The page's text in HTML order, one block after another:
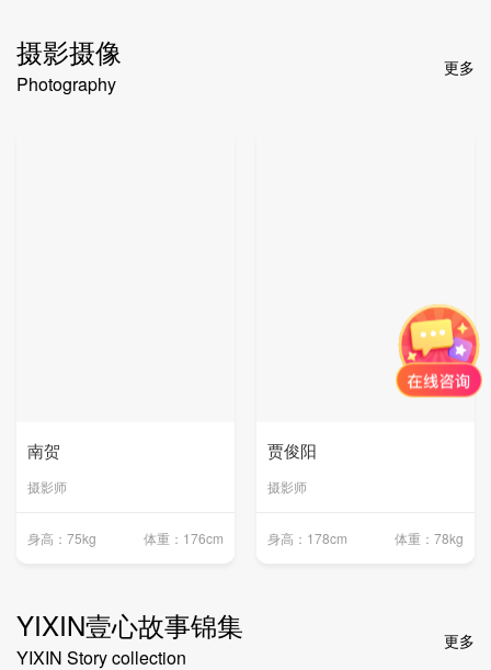
摄影摄像
Photography
更多
南贺
摄影师
身高：75kg 体重：176cm
贾俊阳
摄影师
身高：178cm 体重：78kg
YIXIN壹心故事锦集
YIXIN Story collection
更多